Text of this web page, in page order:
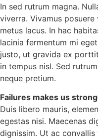
In sed rutrum magna.
viverra. Vivamus
metus lacus. In hac
lacinia fermentum mi
justo, ut gravida ex
in tempus nisl. Sed
neque pretium.
Failures makes us
Duis libero mauris,
egestas nisi. Maecenas
dignissim. Ut ac convallis